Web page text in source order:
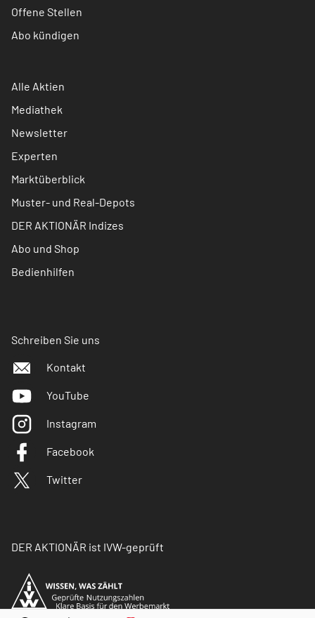
Offene Stellen
Abo kündigen
Alle Aktien
Mediathek
Newsletter
Experten
Marktüberblick
Muster- und Real-Depots
DER AKTIONÄR Indizes
Abo und Shop
Bedienhilfen
Schreiben Sie uns
Kontakt
YouTube
Instagram
Facebook
Twitter
DER AKTIONÄR ist IVW-geprüft